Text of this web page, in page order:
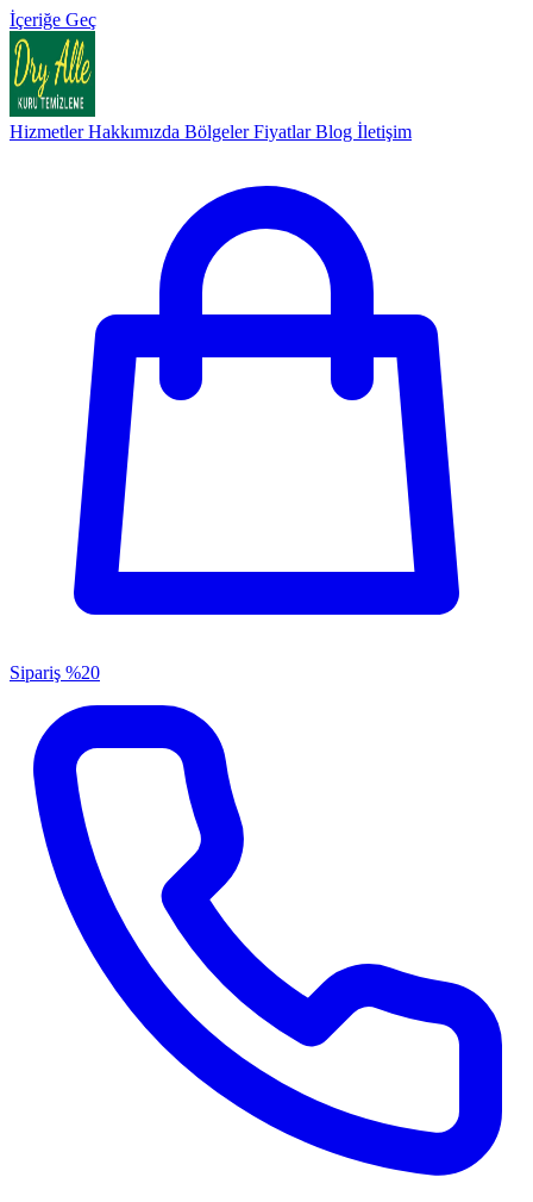
İçeriğe Geç
HizmetlerHakkımızda BölgelerFiyatlarBlog İletişim
Sipariş %20